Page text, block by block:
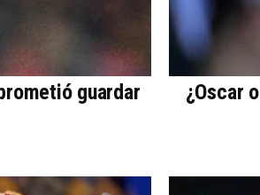
guardar
¿Oscar